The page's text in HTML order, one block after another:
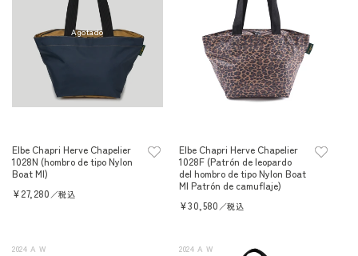
Agotado
Elbe Chapri Herve Chapelier
1028N (hombro de tipo Nylon
Boat Ml)
Precio
¥27,280 ／税込
Elbe Chapri Herve Chapelier
1028F (Patrón de leopardo
del hombro de tipo Nylon Boat
Ml Patrón de camuflaje)
Precio
¥30,580 ／税込
2024 A W 2024 A W